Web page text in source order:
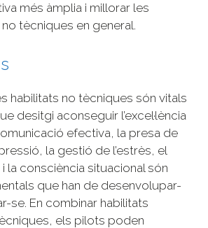
més àmplia i millorar les
tècniques en general.
habilitats no tècniques són vitals
desitgi aconseguir l’excel·lència
efectiva, la presa de
la gestió de l’estrès, el
la consciència situacional són
que han de desenvolupar-
se. En combinar habilitats
els pilots poden